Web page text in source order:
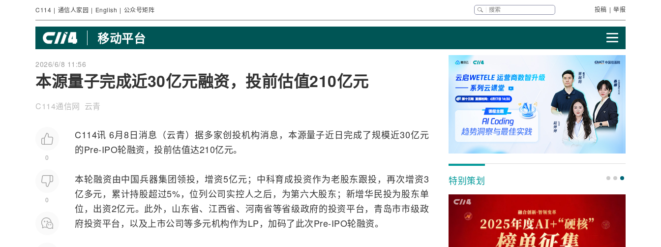
C114 | 通信人家园 | English | 公众号矩阵 投稿 | 举报
移动平台
2026/6/8 11:56
本源量子完成近30亿元融资，投前估值210亿元
C114通信网 云青
0
0
C114讯 6月8日消息（云青）据多家创投机构消息，本源量子近日完成了规模近30亿元
的Pre-IPO轮融资，投前估值达210亿元。
本轮融资由中国兵器集团领投，增资5亿元；中科育成投资作为老股东跟投，再次增资3
亿多元，累计持股超过5%，位列公司实控人之后，为第六大股东；新增华民投为股东单
位，出资2亿元。此外，山东省、江西省、河南省等省级政府的投资平台，青岛市市级政
府投资平台，以及上市公司等多元机构作为LP，加码了此次Pre-IPO轮融资。
特别策划